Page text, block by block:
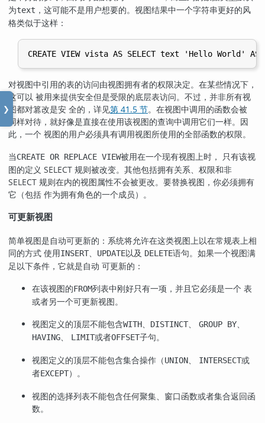
❯
为text ，这可能不是用户想要的。视图结果中一个字符串更好的风
格类似于这样：
对视图中引用的表的访问由视图拥有者的权限决定。在某些情况下，
这可以 被用来提供安全但是受限的底层表访问。不过，并非所有视
图都对篡改是安 全的，详见第 41.5 节。在视图中调用的函数会被
同样对待，就好像是直接在使用该视图的查询中调用它们一样。因
此，一个 视图的用户必须具有调用视图所使用的全部函数的权限。
当CREATE OR REPLACE VIEW被用在一个现有视图上时， 只有该视
图的定义 SELECT 规则被改变。其他包括拥有关系、权限和非
SELECT 规则在内的视图属性不会被更改。要替换视图，你必须拥有
它（包括 作为拥有角色的一个成员）。
可更新视图
简单视图是自动可更新的：系统将允许在这类视图上以在常规表上相
同的方式 使用INSERT、 UPDATE以及 DELETE语句。如果一个视图满
足以下条件，它就是自动 可更新的：
在该视图的FROM列表中刚好只有一项，并且它必须是一个 表
或者另一个可更新视图。
视图定义的顶层不能包含WITH、 DISTINCT、 GROUP BY、
HAVING、 LIMIT或者OFFSET子句。
视图定义的顶层不能包含集合操作（UNION INTERSECT或
者EXCEPT）。
视图的选择列表不能包含任何聚集、窗口函数或者集合返回函
数。